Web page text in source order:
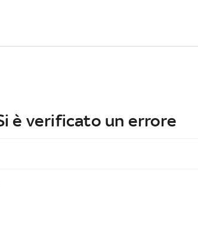
è verificato un errore